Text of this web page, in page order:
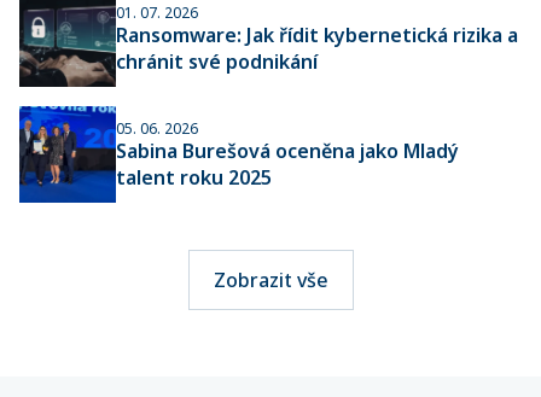
01. 07. 2026
Ransomware: Jak řídit kybernetická rizika a
chránit své podnikání
05. 06. 2026
Sabina Burešová oceněna jako Mladý
talent roku 2025
Zobrazit vše